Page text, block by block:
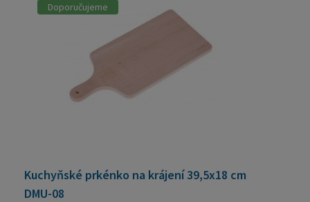
Doporučujeme
Kuchyňské prkénko na krájení 39,5x18 cm
DMU-08